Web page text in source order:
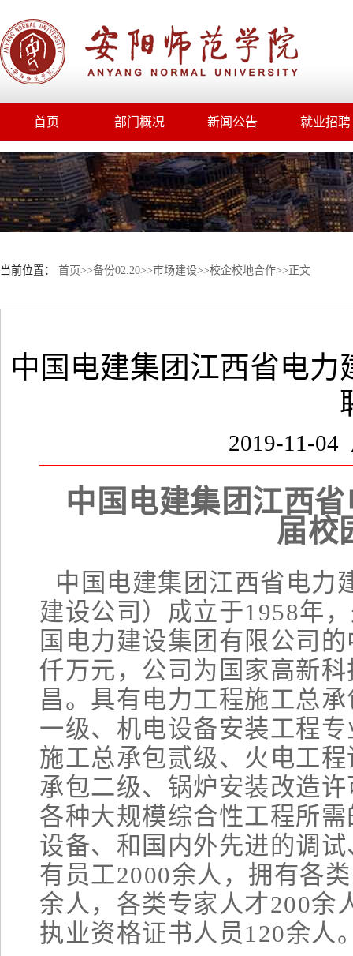
首页 部门概况 新闻公告 就业招聘
当前位置： 首页>>备份02.20>>市场建设>>校企校地合作>> 正文
中国电建集团江西省电力
2019-11-04
中国电建集团江西
届校
中国电建集团江西省电力
建设公司）成立于1958年
国电力建设集团有限公司
仟万元，公司为国家高新
昌。具有电力工程施工总
一级、机电设备安装工程
施工总承包贰级、火电工
承包二级、锅炉安装改造
各种大规模综合性工程所
设备、和国内外先进的调
有员工2000余人，拥有各
余人，各类专家人才200余
执业资格证书人员120余人